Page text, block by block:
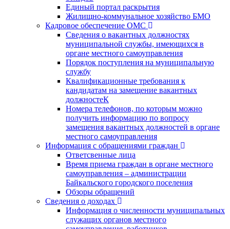
Единый портал раскрытия
Жилищно-коммунальное хозяйство БМО
Кадровое обеспечение ОМС
Сведения о вакантных должностях
муниципальной службы, имеющихся в
органе местного самоуправления
Порядок поступления на муниципальную
службу
Квалификационные требования к
кандидатам на замещение вакантных
должностеК
Номера телефонов, по которым можно
получить информацию по вопросу
замещения вакантных должностей в органе
местного самоуправления
Информация с обращениями граждан
Ответсвенные лица
Время приема граждан в органе местного
самоуправления – администрации
Байкальского городского поселения
Обзоры обращений
Сведения о доходах
Информация о численности муниципальных
служащих органов местного